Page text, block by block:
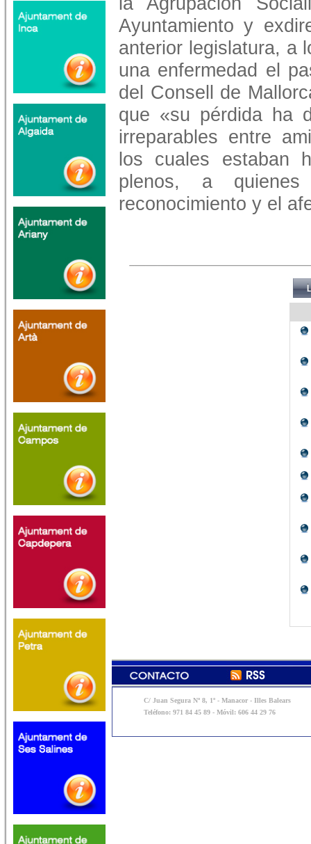
Ayuntamiento y
anterior legislatura, a
una enfermedad el
del Consell de
que «su pérdida ha
irreparables entre
los cuales estaban
plenos, a
reconocimiento y el
C/ Juan Segura Nº 8, 1º - Manacor - Illes Balears
Teléfono: 971 84 45 89 - Móvil: 606 44 29 76